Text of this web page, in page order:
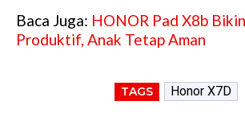
Baca Juga: HONOR Pad X8b
Produktif, Anak Tetap Aman
TAGS Honor X7D